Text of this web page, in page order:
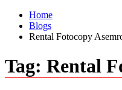
Home
Blogs
Rental Fotocopy
Tag: Rental